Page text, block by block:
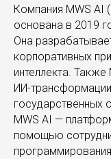
Компания MWS AI
основана в 2019
Она
корпоративных
интеллекта.
ИИ-
государственных
MWS AI —
помощью